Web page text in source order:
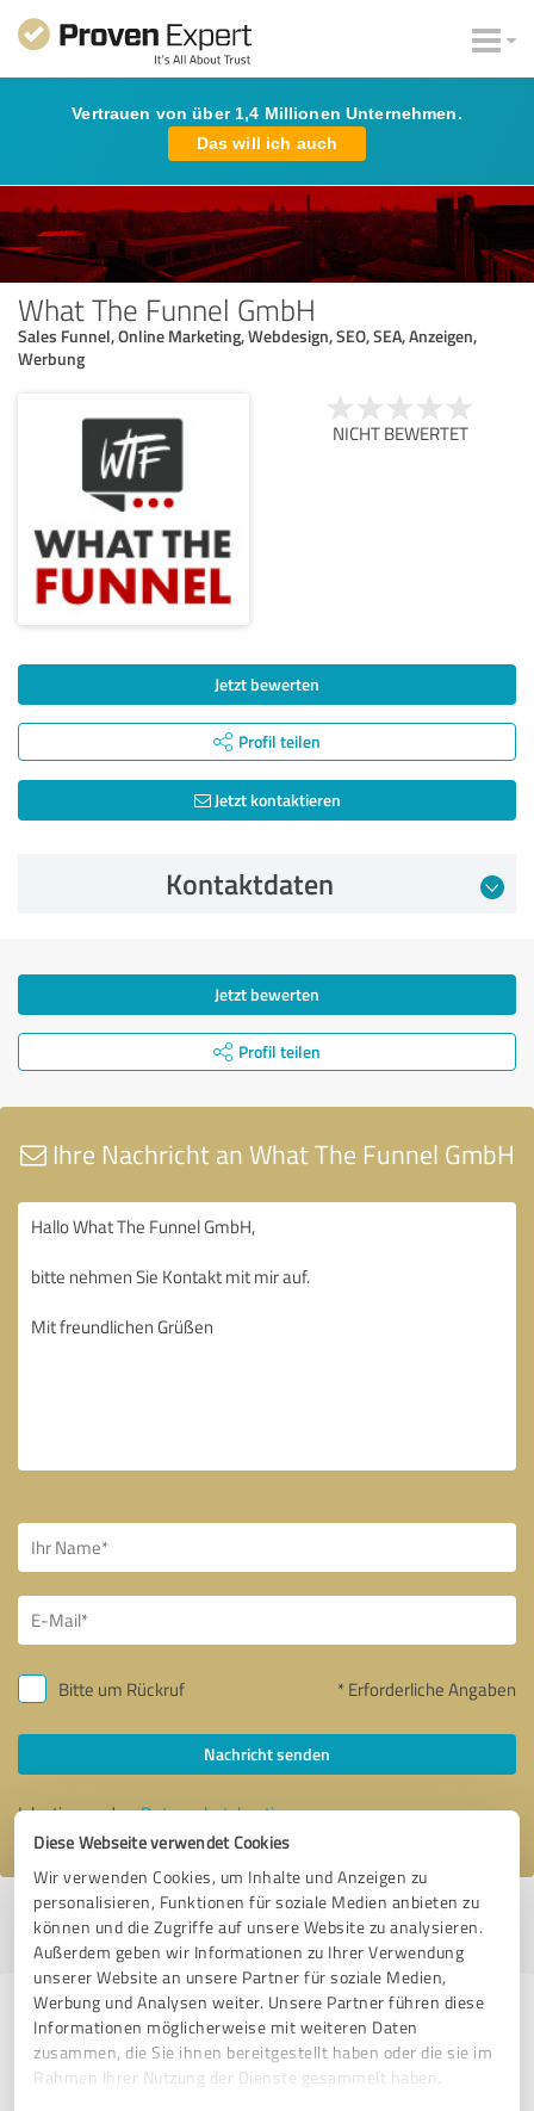
Diese Webseite verwendet Cookies
Wir verwenden Cookies, um Inhalte und Anzeigen zu
personalisieren, Funktionen für soziale Medien anbieten zu
können und die Zugriffe auf unsere Website zu analysieren.
Außerdem geben wir Informationen zu Ihrer Verwendung
unserer Website an unsere Partner für soziale Medien,
Werbung und Analysen weiter. Unsere Partner führen diese
Informationen möglicherweise mit weiteren Daten
zusammen, die Sie ihnen bereitgestellt haben oder die sie im
Rahmen Ihrer Nutzung der Dienste gesammelt haben.
Vertrauen von über 1,4 Millionen Unternehmen.
Das will ich auch
What The Funnel GmbH
Sales Funnel, Online Marketing, Webdesign, SEO, SEA, Anzeigen,
Werbung
NICHT BEWERTET
Jetzt bewerten
Profil teilen
Jetzt kontaktieren
Kontaktdaten
Jetzt bewerten
Profil teilen
Ihre Nachricht an What The Funnel GmbH
Bitte um Rückruf * Erforderliche Angaben
Nachricht senden
Ich stimme denDatenschutzbestimmungenzu.
Profil aktiv seit 28.04.2020 | Letzte Aktualisierung: 23.09.2020
melden
Erfahrungen zu weiteren
Anbietern aus dem Bereich Online
Marketing